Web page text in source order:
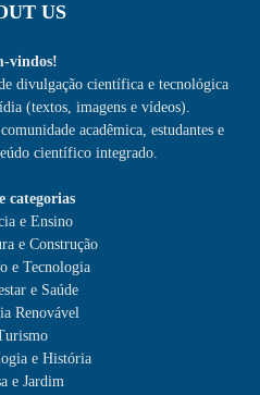
US
vindos!
divulgação científica e tecnológica
(textos, imagens e vídeos).
acadêmica, estudantes e
científico integrado.
categorias
e Ensino
e Construção
e Tecnologia
e Saúde
Renovável
e História
e Jardim